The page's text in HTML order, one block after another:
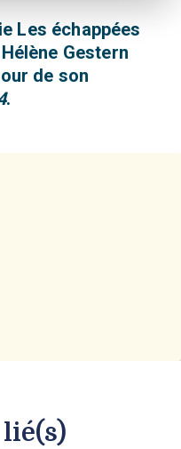
Les échappées
Gestern
de son
.